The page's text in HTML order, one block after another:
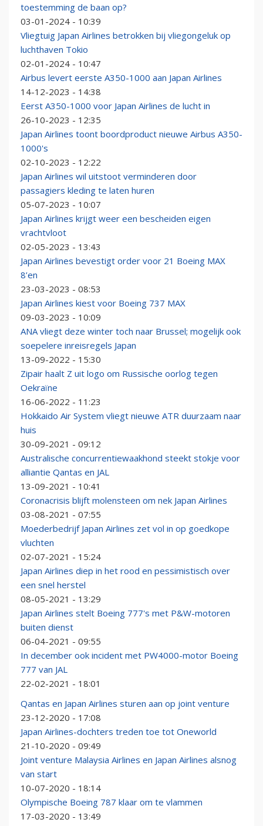
toestemming de baan op?
03-01-2024 - 10:39
Vliegtuig Japan Airlines betrokken bij vliegongeluk op
luchthaven Tokio
02-01-2024 - 10:47
Airbus levert eerste A350-1000 aan Japan Airlines
14-12-2023 - 14:38
⁠Eerst A350-1000 voor Japan Airlines de lucht in
26-10-2023 - 12:35
Japan Airlines toont boordproduct nieuwe Airbus A350-
1000's
02-10-2023 - 12:22
Japan Airlines wil uitstoot verminderen door
passagiers kleding te laten huren
05-07-2023 - 10:07
Japan Airlines krijgt weer een bescheiden eigen
vrachtvloot
02-05-2023 - 13:43
Japan Airlines bevestigt order voor 21 Boeing MAX
8’en
23-03-2023 - 08:53
Japan Airlines kiest voor Boeing 737 MAX
09-03-2023 - 10:09
ANA vliegt deze winter toch naar Brussel; mogelijk ook
soepelere inreisregels Japan
13-09-2022 - 15:30
Zipair haalt Z uit logo om Russische oorlog tegen
Oekraïne
16-06-2022 - 11:23
Hokkaido Air System vliegt nieuwe ATR duurzaam naar
huis
30-09-2021 - 09:12
Australische concurrentiewaakhond steekt stokje voor
alliantie Qantas en JAL
13-09-2021 - 10:41
Coronacrisis blijft molensteen om nek Japan Airlines
03-08-2021 - 07:55
Moederbedrijf Japan Airlines zet vol in op goedkope
vluchten
02-07-2021 - 15:24
Japan Airlines diep in het rood en pessimistisch over
een snel herstel
08-05-2021 - 13:29
Japan Airlines stelt Boeing 777's met P&W-motoren
buiten dienst
06-04-2021 - 09:55
In december ook incident met PW4000-motor Boeing
777 van JAL
22-02-2021 - 18:01
Qantas en Japan Airlines sturen aan op joint venture
23-12-2020 - 17:08
Japan Airlines-dochters treden toe tot Oneworld
21-10-2020 - 09:49
Joint venture Malaysia Airlines en Japan Airlines alsnog
van start
10-07-2020 - 18:14
Olympische Boeing 787 klaar om te vlammen
17-03-2020 - 13:49